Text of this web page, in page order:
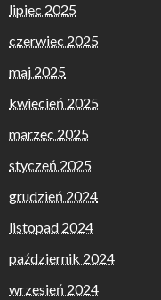
lipiec 2025
czerwiec 2025
maj 2025
kwiecień 2025
marzec 2025
styczeń 2025
grudzień 2024
listopad 2024
październik 2024
wrzesień 2024